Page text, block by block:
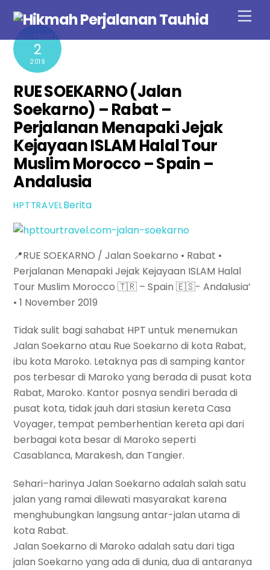
content
NOVEMBER
2
2019
RUE SOEKARNO (Jalan
Soekarno) – Rabat –
Perjalanan Menapaki Jejak
Kejayaan ISLAM Halal Tour
Muslim Morocco – Spain –
Andalusia
HPTTRAVELBerita
📍RUE SOEKARNO / Jalan Soekarno • Rabat •
Perjalanan Menapaki Jejak Kejayaan ISLAM Halal
Tour Muslim Morocco 🇹🇷 – Spain 🇪🇸- Andalusia’
• 1 November 2019
Tidak sulit bagi sahabat HPT untuk menemukan
Jalan Soekarno atau Rue Soekarno di kota Rabat,
ibu kota Maroko. Letaknya pas di samping kantor
pos terbesar di Maroko yang berada di pusat kota
Rabat, Maroko. Kantor posnya sendiri berada di
pusat kota, tidak jauh dari stasiun kereta Casa
Voyager, tempat pemberhentian kereta api dari
berbagai kota besar di Maroko seperti
Casablanca, Marakesh, dan Tangier.
Sehari–harinya Jalan Soekarno adalah salah satu
jalan yang ramai dilewati masyarakat karena
menghubungkan langsung antar-jalan utama di
kota Rabat.
Jalan Soekarno di Maroko adalah satu dari tiga
jalan Soekarno yang ada di dunia, dua di antaranya